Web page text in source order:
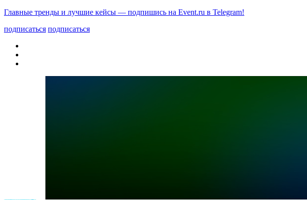
Главные тренды и лучшие кейсы — подпишись на Event.ru в Telegram!
подписаться подписаться